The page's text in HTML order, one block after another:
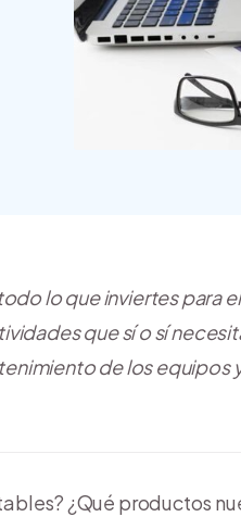
funciona
Aprende a
lo que inviertes para
que sí o sí
de los equipos
¿Qué productos